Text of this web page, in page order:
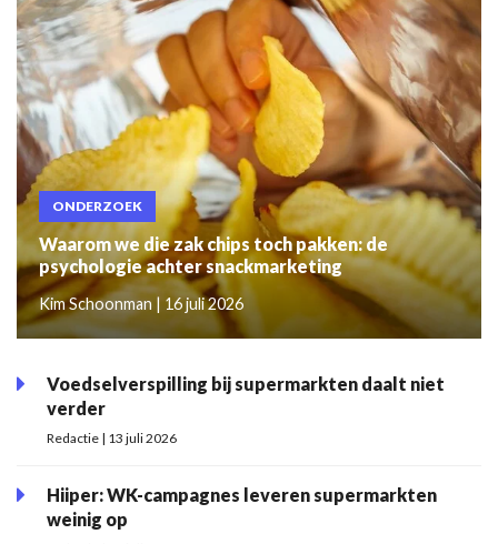
ONDERZOEK
Waarom we die zak chips toch pakken: de
psychologie achter snackmarketing
Kim Schoonman | 16 juli 2026
Voedselverspilling bij supermarkten daalt niet
verder
Redactie | 13 juli 2026
Hiiper: WK-campagnes leveren supermarkten
weinig op